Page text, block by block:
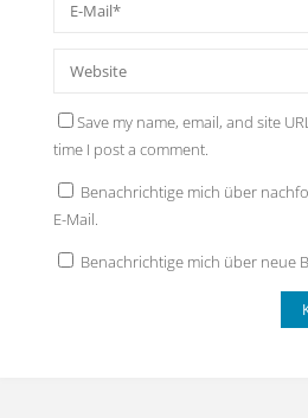
Save my name, email, and site
time I post a comment.
Benachrichtige mich über
E-Mail.
Benachrichtige mich über neue